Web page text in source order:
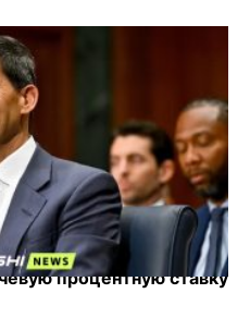
процентную ставку